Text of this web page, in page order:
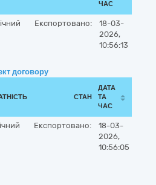
ЧАС
Експортовано:
18-03-
2026,
10:56:13
договору
СТАН
ДАТА
ТА
ЧАС
Експортовано:
18-03-
2026,
10:56:05